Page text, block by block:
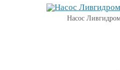
Насос